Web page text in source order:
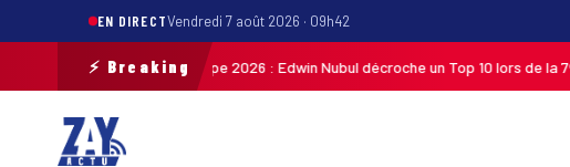
EN DIRECTVendredi 7 août 2026 · 09h42
⚡ Breaking
cycliste de Guadeloupe 2026 : Edwin Nubul décroche un Top 10 lors de la 7ᵉ étape